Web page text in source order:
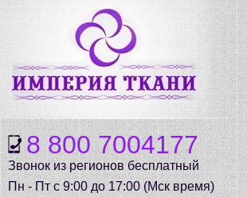
8 800 7004177
Звонок из регионов бесплатный
Пн - Пт с 9:00 до 17:00 (Мск время)